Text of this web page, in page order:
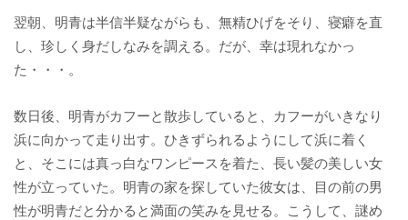
翌朝、明青は半信半疑ながらも、無精ひげをそり、寝癖を直
し、珍しく身だしなみを調える。だが、幸は現れなかっ
た・・・。
数日後、明青がカフーと散歩していると、カフーがいきなり
浜に向かって走り出す。ひきずられるようにして浜に着く
と、そこには真っ白なワンピースを着た、長い髪の美しい女
性が立っていた。明青の家を探していた彼女は、目の前の男
性が明青だと分かると満面の笑みを見せる。こうして、謎め